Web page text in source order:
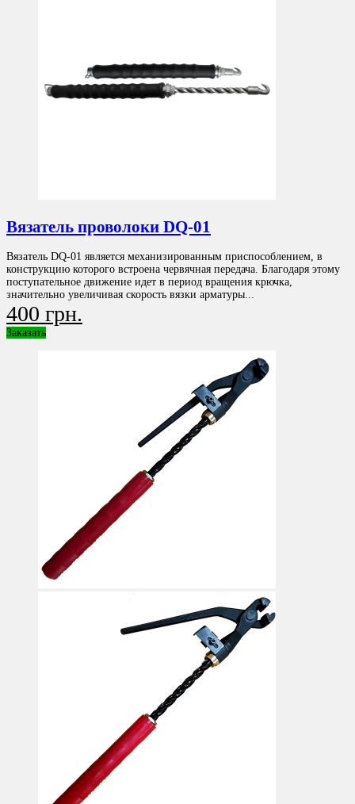
Вязатель проволоки DQ-01
Вязатель DQ-01 является механизированным приспособлением, в
конструкцию которого встроена червячная передача. Благодаря этому
поступательное движение идет в период вращения крючка,
значительно увеличивая скорость вязки арматуры...
400 грн.
Заказать